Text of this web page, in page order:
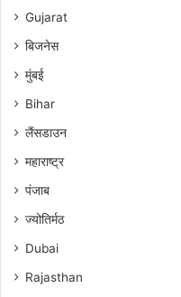
Gujarat
बिजनेस
मुंबई
Bihar
लैंसडाउन
महाराष्ट्र
पंजाब
ज्योतिर्मठ
Dubai
Rajasthan